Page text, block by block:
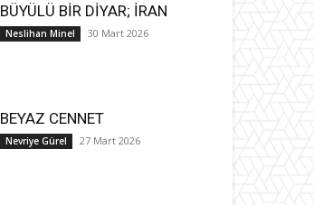
BÜYÜLÜ BİR DİYAR; İRAN
Neslihan Minel 30 Mart 2026
BEYAZ CENNET
Nevriye Gürel 27 Mart 2026